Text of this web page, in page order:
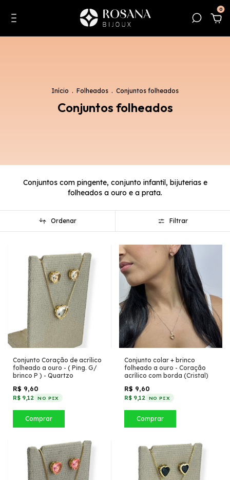
0
Início . Folheados . Conjuntos folheados
Conjuntos folheados
Conjuntos com pingente, conjunto infantil, bijuterias e
folheados a ouro e a prata.
Ordenar Filtrar
Conjunto Coração de acrílico
folheado a ouro - ( Ping. G/
brinco P ) - Quartzo
R$ 9,60
R$ 9,12 NO PIX
Comprar
Conjunto colar + brinco
folheado a ouro - Coração
acrílico com borda (Cristal)
R$ 9,60
R$ 9,12 NO PIX
Comprar